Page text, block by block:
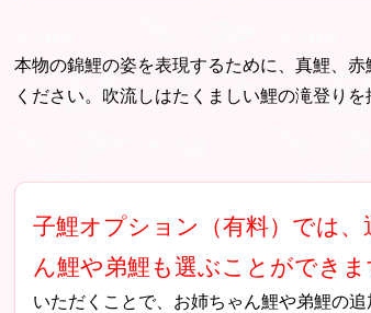
本物の錦鯉の姿を表現するために、真鯉、
ください。吹流しはたくましい鯉の滝登り
子鯉オプション（有料）では
ん鯉や弟鯉も選ぶことができ
いただくことで、お姉ちゃん鯉や弟鯉の